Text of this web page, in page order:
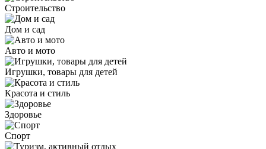
Строительство
Дом и сад
Авто и мото
Игрушки, товары для детей
Красота и стиль
Здоровье
Спорт